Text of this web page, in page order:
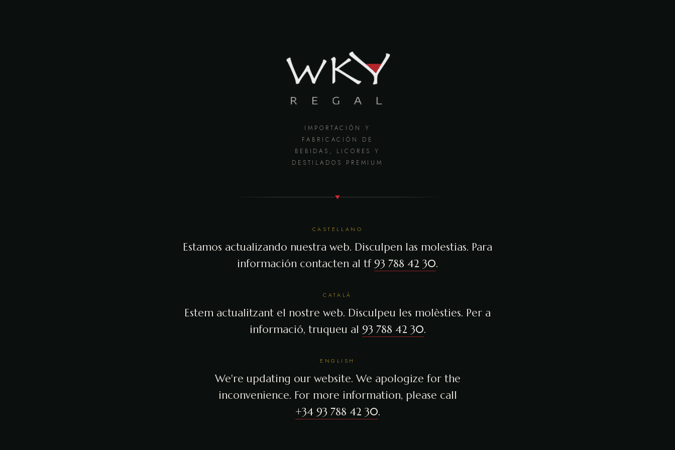
IMPORTACIÓN Y
FABRICACIÓN DE
BEBIDAS, LICORES Y
DESTILADOS PREMIUM
CASTELLANO
Estamos actualizando nuestra web. Disculpen las molestias. Para
información contacten al tf 93 788 42 30.
CATALÀ
Estem actualitzant el nostre web. Disculpeu les molèsties. Per a
informació, truqueu al 93 788 42 30.
ENGLISH
We're updating our website. We apologize for the
inconvenience. For more information, please call
+34 93 788 42 30.